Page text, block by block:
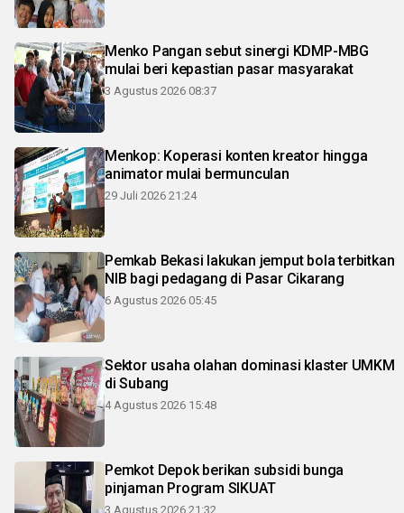
Menko Pangan sebut sinergi KDMP-MBG
mulai beri kepastian pasar masyarakat
3 Agustus 2026 08:37
Menkop: Koperasi konten kreator hingga
animator mulai bermunculan
29 Juli 2026 21:24
Pemkab Bekasi lakukan jemput bola terbitkan
NIB bagi pedagang di Pasar Cikarang
6 Agustus 2026 05:45
Sektor usaha olahan dominasi klaster UMKM
di Subang
4 Agustus 2026 15:48
Pemkot Depok berikan subsidi bunga
pinjaman Program SIKUAT
3 Agustus 2026 21:32